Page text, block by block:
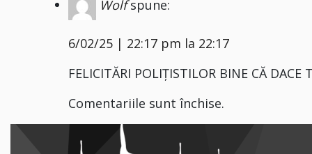
Wolf spune:
6/02/25 | 22:17 pm la 22:17
FELICITĂRI POLIȚISTILOR BINE CĂ DACE
Comentariile sunt închise.